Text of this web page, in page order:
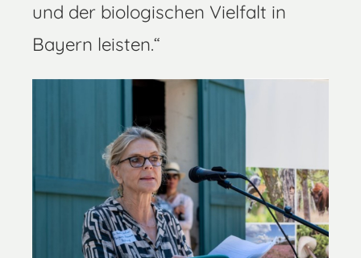
und der biologischen Vielfalt in
Bayern leisten.“